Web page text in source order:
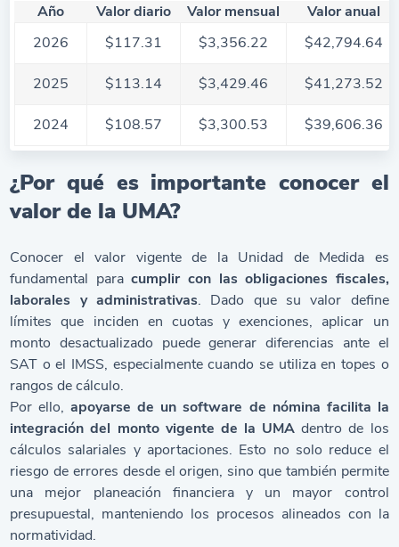
Año Valor diario Valor mensual
Valor anual
2026
$117.31 $3,356.22 $42,794.64
2025 $113.14 $3,429.46 $41,273.52
2024 $108.57 $3,300.53 $39,606.36
¿Por qué es importante conocer el
valor de la UMA?
Conocer el valor vigente de la Unidad de Medida es
fundamental paracumplir con las obligaciones fiscales,
laborales y administrativas. Dado que su valor define
límites que inciden en cuotas y exenciones, aplicar un
monto desactualizado puede generar diferencias ante el
SAT o el IMSS, especialmente cuando se utiliza en topes o
rangos de cálculo.
Por ello,apoyarse de unsoftware de nómina facilita la
integración del monto vigente de la UMA dentro de los
cálculos salariales y aportaciones. Esto no solo reduce el
riesgo de errores desde el origen, sino que también permite
una mejor planeación financiera y un mayor control
presupuestal, manteniendo los procesos alineados con la
normatividad.